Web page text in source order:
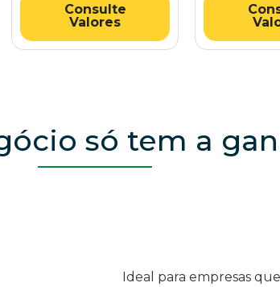
Consulte
Valores
só tem a
Ideal para empresas